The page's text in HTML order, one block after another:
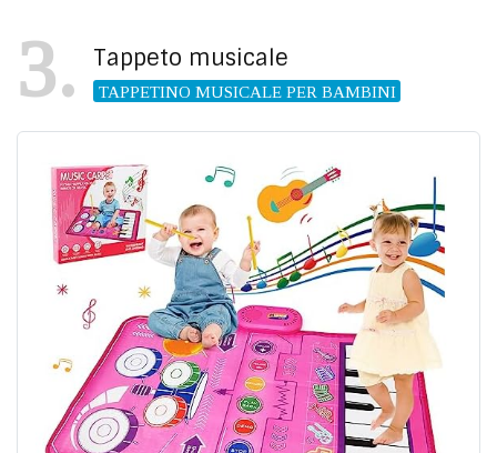
3 Tappeto musicale
TAPPETINO MUSICALE PER BAMBINI